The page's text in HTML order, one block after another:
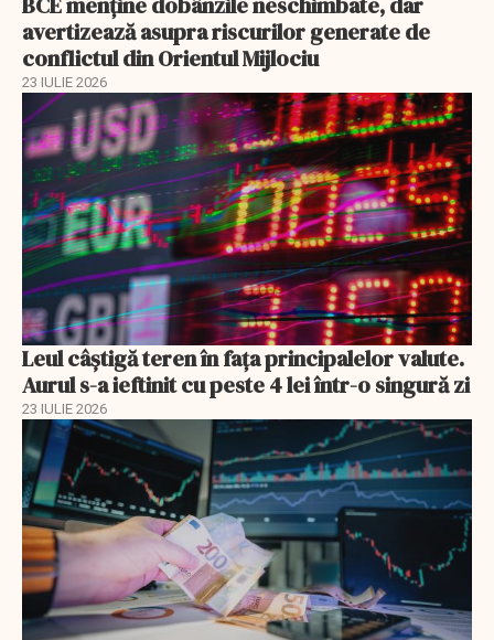
avertizează asupra riscurilor generate de
conflictul din Orientul Mijlociu
23 IULIE 2026
Leul câștigă teren în fața principalelor valute.
Aurul s-a ieftinit cu peste 4 lei într-o singură zi
23 IULIE 2026